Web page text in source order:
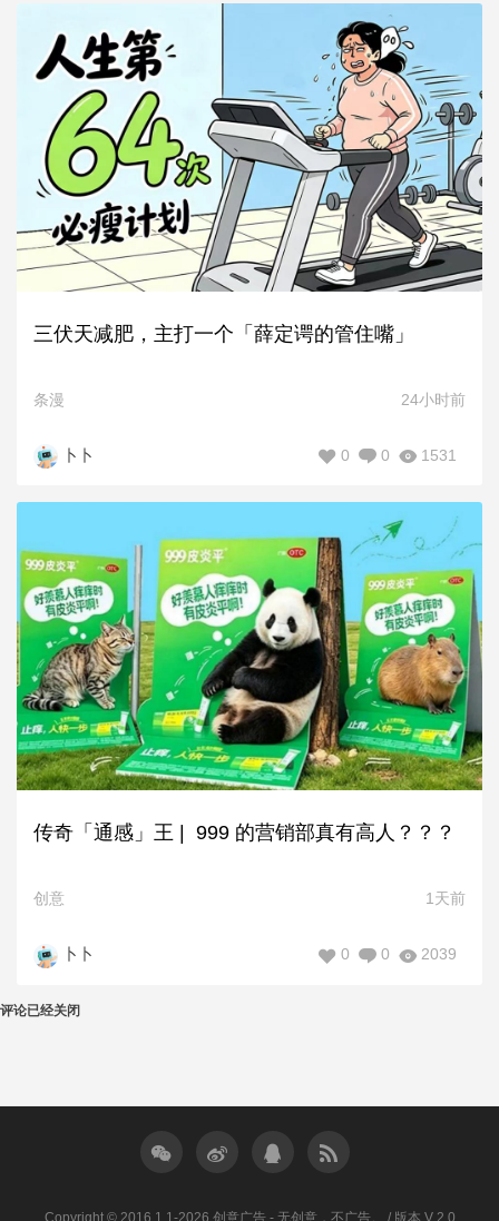
三伏天减肥，主打一个「薛定谔的管住嘴」
条漫 24小时前
卜卜 1531
0
0
传奇「通感」王 | 999 的营销部真有高人？？？
创意 1天前
卜卜 2039
0
0
评论已经关闭
Copyright © 2016.1.1-2026 创意广告 - 无创意，不广告。 / 版本 V 2.0